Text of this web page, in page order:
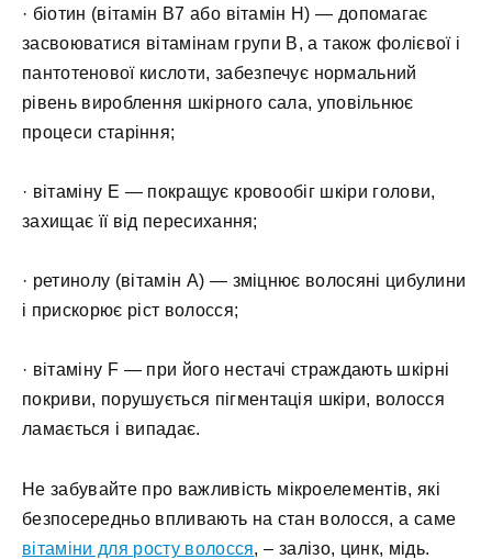
· біотин (вітамін В7 або вітамін Н) — допомагає
засвоюватися вітамінам групи В, а також фолієвої і
пантотенової кислоти, забезпечує нормальний
рівень вироблення шкірного сала, уповільнює
процеси старіння;
· вітаміну Е — покращує кровообіг шкіри голови,
захищає її від пересихання;
· ретинолу (вітамін А) — зміцнює волосяні цибулини
і прискорює ріст волосся;
· вітаміну F — при його нестачі страждають шкірні
покриви, порушується пігментація шкіри, волосся
ламається і випадає.
Не забувайте про важливість мікроелементів, які
безпосередньо впливають на стан волосся, а саме
вітаміни для росту волосся, – залізо, цинк, мідь.